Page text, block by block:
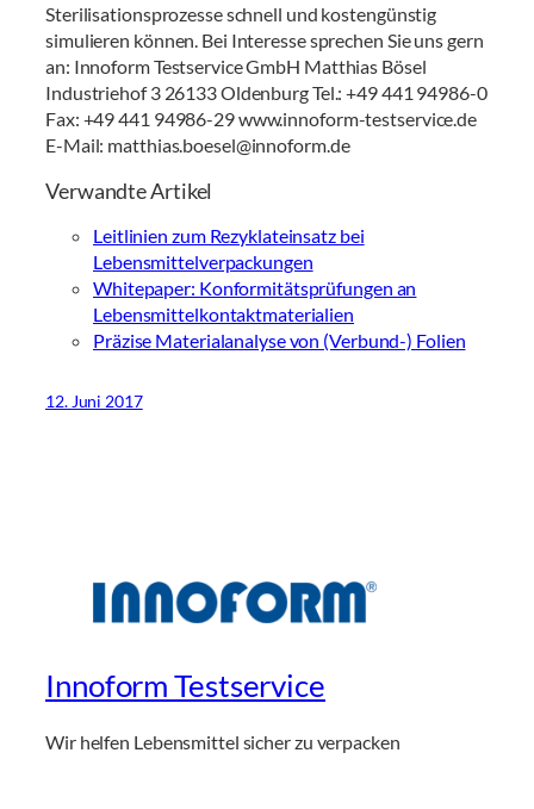
Sterilisationsprozesse schnell und kostengünstig
simulieren können. Bei Interesse sprechen Sie uns gern
an: Innoform Testservice GmbH Matthias Bösel
Industriehof 3 26133 Oldenburg Tel.: +49 441 94986-0
Fax: +49 441 94986-29 www.innoform-testservice.de
E-Mail: matthias.boesel@innoform.de
Verwandte Artikel
Leitlinien zum Rezyklateinsatz bei
Lebensmittelverpackungen
Whitepaper: Konformitätsprüfungen an
Lebensmittelkontaktmaterialien
Präzise Materialanalyse von (Verbund-) Folien
12. Juni 2017
Innoform Testservice
Wir helfen Lebensmittel sicher zu verpacken